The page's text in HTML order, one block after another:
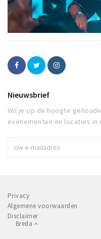
Nieuwsbrief
Wil je op de hoogte
evenementen en locaties in
Privacy
Algemene voorwaarden
Disclaimer
Breda